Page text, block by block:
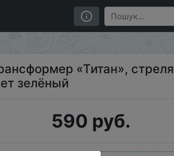
зелёный
«Титан»,
зелёный
590 руб.